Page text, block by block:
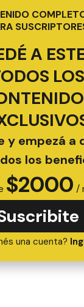
A
LOS
y empezá a
los
$2000 /
una cuenta?